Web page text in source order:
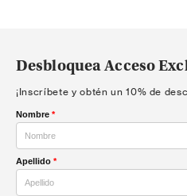
Desbloquea Acceso
¡Inscríbete y obtén un 10% de
Nombre *
Apellido *